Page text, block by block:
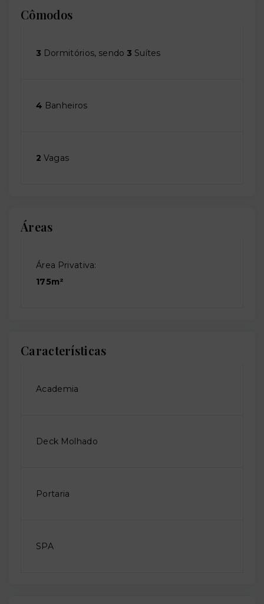
Cômodos
3 Dormitórios, sendo 3 Suítes
4 Banheiros
2 Vagas
Áreas
Área Privativa:
175m²
Características
Academia
Deck Molhado
Portaria
SPA